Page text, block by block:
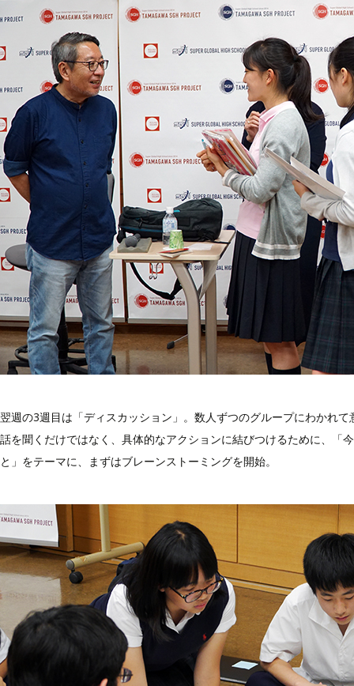
翌週の3週目は「ディスカッション」。数人ずつのグループにわかれ
話を聞くだけではなく、具体的なアクションに結びつけるために、「
と」をテーマに、まずはブレーンストーミングを開始。